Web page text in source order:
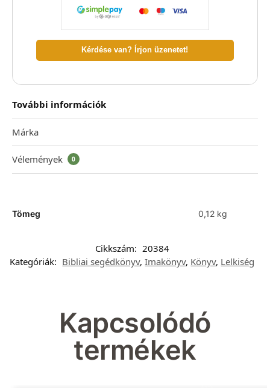
Kérdése van? Írjon üzenetet!
További információk
Márka
Vélemények 0
Tömeg 0,12 kg
Cikkszám: 20384
Kategóriák: Bibliai segédkönyv,Imakönyv, Könyv, Lelkiség
Kapcsolódó
termékek